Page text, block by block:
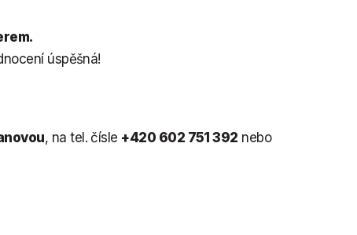
úspěšná!
, na tel. čísle +420 602 751 392 nebo